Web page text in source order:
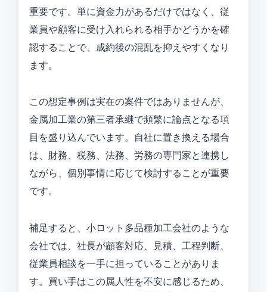
重要です。単に資金力があるだけではなく、従
業員や顧客に受け入れられる相手かどうかを確
認することで、成約後の混乱を抑えやすくなり
ます。
この想定事例は実在の案件ではありませんが、
金属加工業の第三者承継で頻繁に論点となる項
目を盛り込んでいます。自社に置き換える場合
は、財務、税務、法務、労務の専門家と連携し
ながら、個別事情に応じて検討することが重要
です。
補足すると、小ロット多品種加工会社のような
会社では、社長が顧客対応、見積、工程判断、
従業員相談を一手に担っていることがありま
す。買い手はこの属人性を不安に感じるため、